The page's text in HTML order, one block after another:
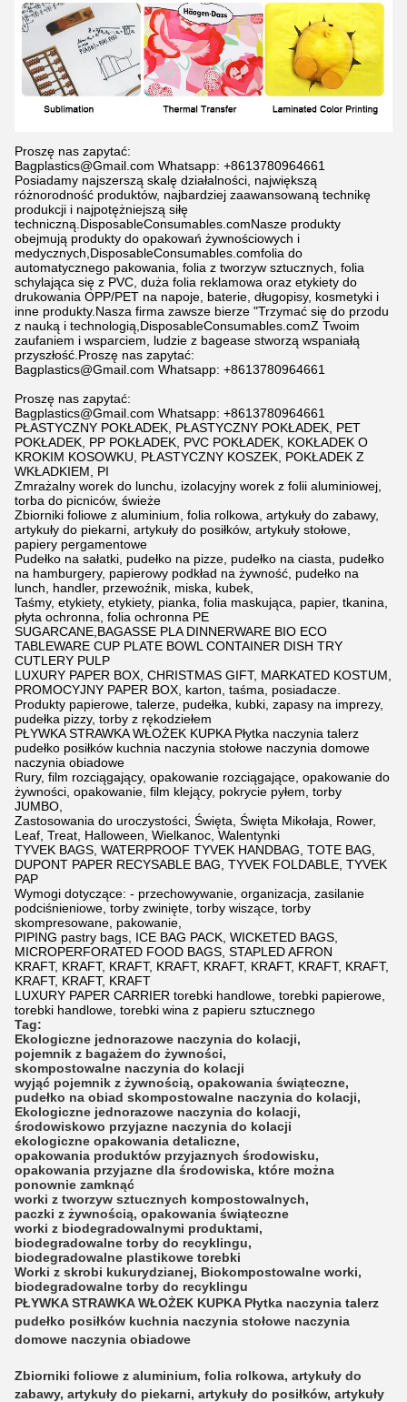
Proszę nas zapytać:
Bagplastics@Gmail.com Whatsapp: +8613780964661
Posiadamy najszerszą skalę działalności, największą
różnorodność produktów, najbardziej zaawansowaną technikę
produkcji i najpotężniejszą siłę
techniczną. DisposableConsumables.comNasze produkty
obejmują produkty do opakowań żywnościowych i
medycznych, DisposableConsumables.comfolia do
automatycznego pakowania, folia z tworzyw sztucznych, folia
schylająca się z PVC, duża folia reklamowa oraz etykiety do
drukowania OPP/PET na napoje, baterie, długopisy, kosmetyki i
inne produkty.Nasza firma zawsze bierze "Trzymać się do przodu
z nauką i technologią, DisposableConsumables.comZ Twoim
zaufaniem i wsparciem, ludzie z bagease stworzą wspaniałą
przyszłość. Proszę nas zapytać:
Bagplastics@Gmail.com Whatsapp: +8613780964661
Proszę nas zapytać:
Bagplastics@Gmail.com Whatsapp: +8613780964661
PŁASTYCZNY POKŁADEK, PŁASTYCZNY POKŁADEK, PET
POKŁADEK, PP POKŁADEK, PVC POKŁADEK, KOKŁADEK O
KROKIM KOSOWKU, PŁASTYCZNY KOSZEK, POKŁADEK Z
WKŁADKIEM, PI
Zmrażalny worek do lunchu, izolacyjny worek z folii aluminiowej,
torba do picniców, świeże
Zbiorniki foliowe z aluminium, folia rolkowa, artykuły do zabawy,
artykuły do piekarni, artykuły do posiłków, artykuły stołowe,
papiery pergamentowe
Pudełko na sałatki, pudełko na pizze, pudełko na ciasta, pudełko
na hamburgery, papierowy podkład na żywność, pudełko na
lunch, handler, przewoźnik, miska, kubek,
Taśmy, etykiety, etykiety, pianka, folia maskująca, papier, tkanina,
płyta ochronna, folia ochronna PE
SUGARCANE,BAGASSE PLA DINNERWARE BIO ECO
TABLEWARE CUP PLATE BOWL CONTAINER DISH TRY
CUTLERY PULP
LUXURY PAPER BOX, CHRISTMAS GIFT, MARKATED KOSTUM,
PROMOCYJNY PAPER BOX, karton, taśma, posiadacze.
Produkty papierowe, talerze, pudełka, kubki, zapasy na imprezy,
pudełka pizzy, torby z rękodziełem
PŁYWKA STRAWKA WŁOŻEK KUPKA Płytka naczynia talerz
pudełko posiłków kuchnia naczynia stołowe naczynia domowe
naczynia obiadowe
Rury, film rozciągający, opakowanie rozciągające, opakowanie do
żywności, opakowanie, film klejący, pokrycie pyłem, torby
JUMBO,
Zastosowania do uroczystości, Święta, Święta Mikołaja, Rower,
Leaf, Treat, Halloween, Wielkanoc, Walentynki
TYVEK BAGS, WATERPROOF TYVEK HANDBAG, TOTE BAG,
DUPONT PAPER RECYSABLE BAG, TYVEK FOLDABLE, TYVEK
PAP
Wymogi dotyczące: - przechowywanie, organizacja, zasilanie
podciśnieniowe, torby zwinięte, torby wiszące, torby
skompresowane, pakowanie,
PIPING pastry bags, ICE BAG PACK, WICKETED BAGS,
MICROPERFORATED FOOD BAGS, STAPLED AFRON
KRAFT, KRAFT, KRAFT, KRAFT, KRAFT, KRAFT, KRAFT, KRAFT,
KRAFT, KRAFT, KRAFT
LUXURY PAPER CARRIER torebki handlowe, torebki papierowe,
torebki handlowe, torebki wina z papieru sztucznego
Tag:
Ekologiczne jednorazowe naczynia do kolacji,
pojemnik z bagażem do żywności,
skompostowalne naczynia do kolacji
wyjąć pojemnik z żywnością, opakowania świąteczne,
pudełko na obiad skompostowalne naczynia do kolacji,
Ekologiczne jednorazowe naczynia do kolacji,
środowiskowo przyjazne naczynia do kolacji
ekologiczne opakowania detaliczne,
opakowania produktów przyjaznych środowisku,
opakowania przyjazne dla środowiska, które można
ponownie zamknąć
worki z tworzyw sztucznych kompostowalnych,
paczki z żywnością, opakowania świąteczne
worki z biodegradowalnymi produktami,
biodegradowalne torby do recyklingu,
biodegradowalne plastikowe torebki
Worki z skrobi kukurydzianej, Biokompostowalne worki,
biodegradowalne torby do recyklingu
PŁYWKA STRAWKA WŁOŻEK KUPKA Płytka naczynia talerz
pudełko posiłków kuchnia naczynia stołowe naczynia
domowe naczynia obiadowe
Zbiorniki foliowe z aluminium, folia rolkowa, artykuły do
zabawy, artykuły do piekarni, artykuły do posiłków, artykuły